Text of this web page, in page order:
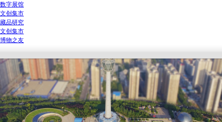
数字展馆
文创集市
藏品研究
文创集市
博物之友